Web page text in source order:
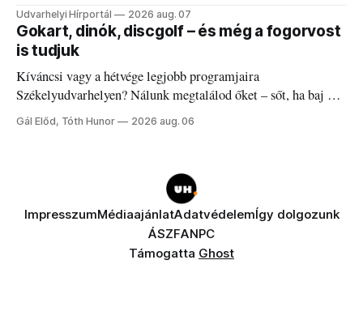
Udvarhelyi Hírportál 2026 aug. 07
Gokart, dinók, discgolf – és még a fogorvost
is tudjuk
Kíváncsi vagy a hétvége legjobb programjaira
Székelyudvarhelyen? Nálunk megtalálod őket – sőt, ha baj van
a fogaddal, a fogorvosi ügyeletet is!
Gál Előd, Tóth Hunor 2026 aug. 06
ImpresszumMédiaajánlatAdatvédelemÍgy dolgozunk
ÁSZFANPC
Támogatta Ghost